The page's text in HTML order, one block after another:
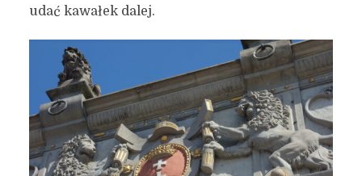
udać kawałek dalej.